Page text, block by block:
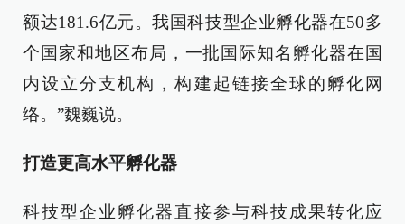
额达181.6亿元。我国科技型企业孵化器在50多
个国家和地区布局，一批国际知名孵化器在国
内设立分支机构，构建起链接全球的孵化网
络。”魏巍说。
打造更高水平孵化器
科技型企业孵化器直接参与科技成果转化应